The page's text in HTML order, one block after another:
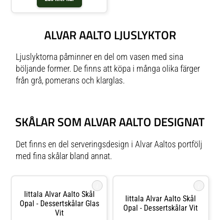
ALVAR AALTO LJUSLYKTOR
Ljuslyktorna påminner en del om vasen med sina
böljande former. De finns att köpa i många olika färger
från grå, pomerans och klarglas.
SKÅLAR SOM ALVAR AALTO DESIGNAT
Det finns en del serveringsdesign i Alvar Aaltos portfölj
med fina skålar bland annat.
Iittala Alvar Aalto Skål
Opal - Dessertskålar Glas
Vit
Iittala Alvar Aalto Skål
Opal - Dessertskålar Vit